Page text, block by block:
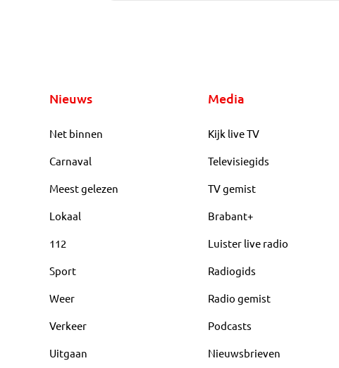
Nieuws
Net binnen
Carnaval
Meest gelezen
Lokaal
112
Sport
Weer
Verkeer
Uitgaan
Media
Kijk live TV
Televisiegids
TV gemist
Brabant+
Luister live radio
Radiogids
Radio gemist
Podcasts
Nieuwsbrieven